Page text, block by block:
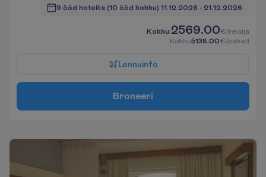
9 ööd hotellis (10 ööd kokku) 11.12.2026 - 21.12.2026
Kokku:2569.00€/reisija
Kokku5138.00€/pakett
Lennuinfo
Broneeri